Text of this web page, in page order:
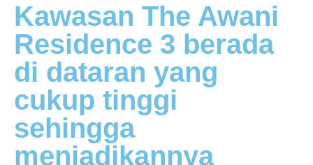
Kawasan The Awani
Residence 3 berada
di dataran yang
cukup tinggi
sehingga
menjadikannya